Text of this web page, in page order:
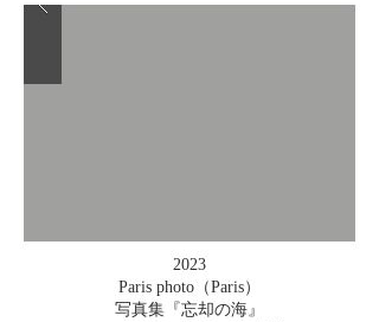
2023
Paris photo（Paris）
写真集『忘却の海』